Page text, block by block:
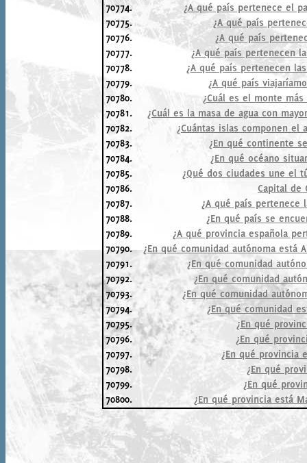
70774.
¿A qué país pertenece el
70775.
¿A qué país
70776.
¿A qué país
70777.
¿A qué país pertenecen
70778.
¿A qué país pertenecen
70779.
¿A qué país
70780.
¿Cuál es el monte
70781.
¿Cuál es la masa de agua con
70782.
¿Cuántas islas componen el
70783.
¿En qué continente
70784.
¿En qué océano
70785.
¿Qué dos ciudades une el
70786.
Capital de
70787.
¿A qué país pertenece
70788.
¿En qué país se
70789.
¿A qué provincia española
70790.
¿En qué comunidad autónoma está
70791.
¿En qué comunidad
70792.
¿En qué comunidad
70793.
¿En qué comunidad
70794.
¿En qué comunidad
70795.
¿En qué
70796.
¿En qué
70797.
¿En qué provincia
70798.
¿En qué
70799.
¿En qué
70800.
¿En qué provincia está